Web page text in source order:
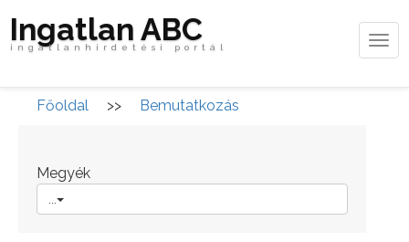
Ingatlan ABC
ingatlanhirdetési portál
Főoldal >> Bemutatkozás
Megyék